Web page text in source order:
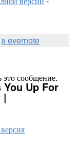
в evernote
сообщение.
Up For
|